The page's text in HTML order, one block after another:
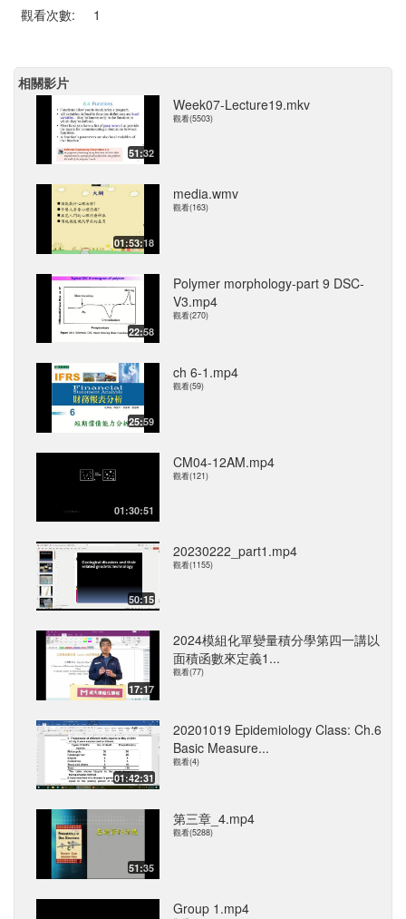
觀看次數:
1
相關影片
51:32
Week07-Lecture19.mkv
觀看(5503)
01:53:18
media.wmv
觀看(163)
22:58
Polymer morphology-part 9 DSC-
V3.mp4
觀看(270)
25:59
ch 6-1.mp4
觀看(59)
01:30:51
CM04-12AM.mp4
觀看(121)
50:15
20230222_part1.mp4
觀看(1155)
17:17
2024模組化單變量積分學第四一講以
面積函數來定義1...
觀看(77)
01:42:31
20201019 Epidemiology Class: Ch.6
Basic Measure...
觀看(4)
51:35
第三章_4.mp4
觀看(5288)
Group 1.mp4